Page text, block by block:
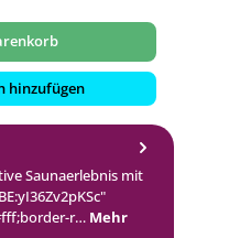
hinzufügen
Saunaerlebnis mit
r… Mehr